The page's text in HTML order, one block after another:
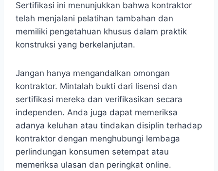
Sertifikasi ini menunjukkan bahwa kontraktor
telah menjalani pelatihan tambahan dan
memiliki pengetahuan khusus dalam praktik
konstruksi yang berkelanjutan.
Jangan hanya mengandalkan omongan
kontraktor. Mintalah bukti dari lisensi dan
sertifikasi mereka dan verifikasikan secara
independen. Anda juga dapat memeriksa
adanya keluhan atau tindakan disiplin terhadap
kontraktor dengan menghubungi lembaga
perlindungan konsumen setempat atau
memeriksa ulasan dan peringkat online.